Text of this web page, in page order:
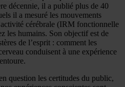
décennie, il a publié plus de 40
il a mesuré les mouvements
cérébrale (IRM fonctionnelle
les humains. Son objectif est de
de l’esprit : comment les
conduisent à une expérience
question les certitudes du public,